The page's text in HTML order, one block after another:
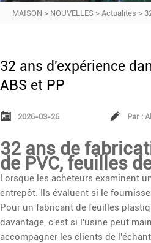
MAISON > NOUVELLES > Actualités >
32 ans d'expérience
ABS et PP
 2026-03-26  Par :
32 ans de
de PVC, feuilles
Lorsque les acheteurs examinent
entrepôt. Ils évaluent si le
Pour un fabricant de feuilles
davantage, c'est si l'usine peut
accompagner les clients de